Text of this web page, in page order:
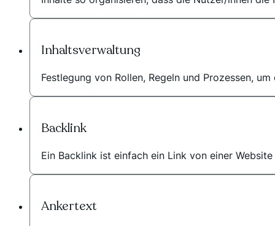
Inhaltsverwaltung
Festlegung von Rollen, Regeln und Prozessen,
Backlink
Ein Backlink ist einfach ein Link von einer
Ankertext